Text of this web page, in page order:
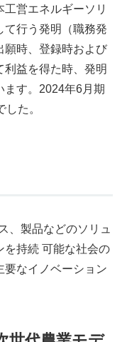
営エネルギーソリ
て行う発明（職務発
願時、登録時および
益を得た時、発明
ます。2024年6月期
た。
、製品などのソリュ
を持続 可能な社会の
要なイノベーション